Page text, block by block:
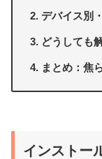
デバイス別
どうしても
まとめ：焦
インストー